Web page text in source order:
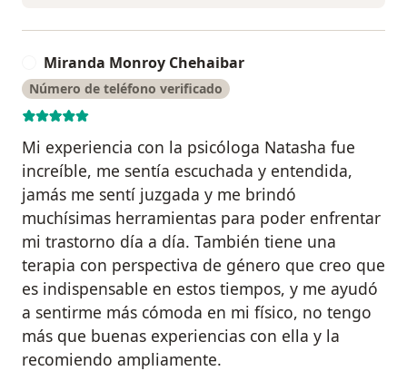
Miranda Monroy Chehaibar
Número de teléfono verificado
Mi experiencia con la psicóloga Natasha fue
increíble, me sentía escuchada y entendida,
jamás me sentí juzgada y me brindó
muchísimas herramientas para poder enfrentar
mi trastorno día a día. También tiene una
terapia con perspectiva de género que creo que
es indispensable en estos tiempos, y me ayudó
a sentirme más cómoda en mi físico, no tengo
más que buenas experiencias con ella y la
recomiendo ampliamente.